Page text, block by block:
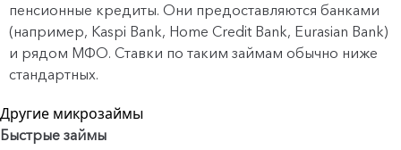
пенсионные кредиты. Они предоставляются банками
(например, Kaspi Bank, Home Credit Bank, Eurasian Bank)
и рядом МФО. Ставки по таким займам обычно ниже
стандартных.
Другие микрозаймы
Быстрые займы